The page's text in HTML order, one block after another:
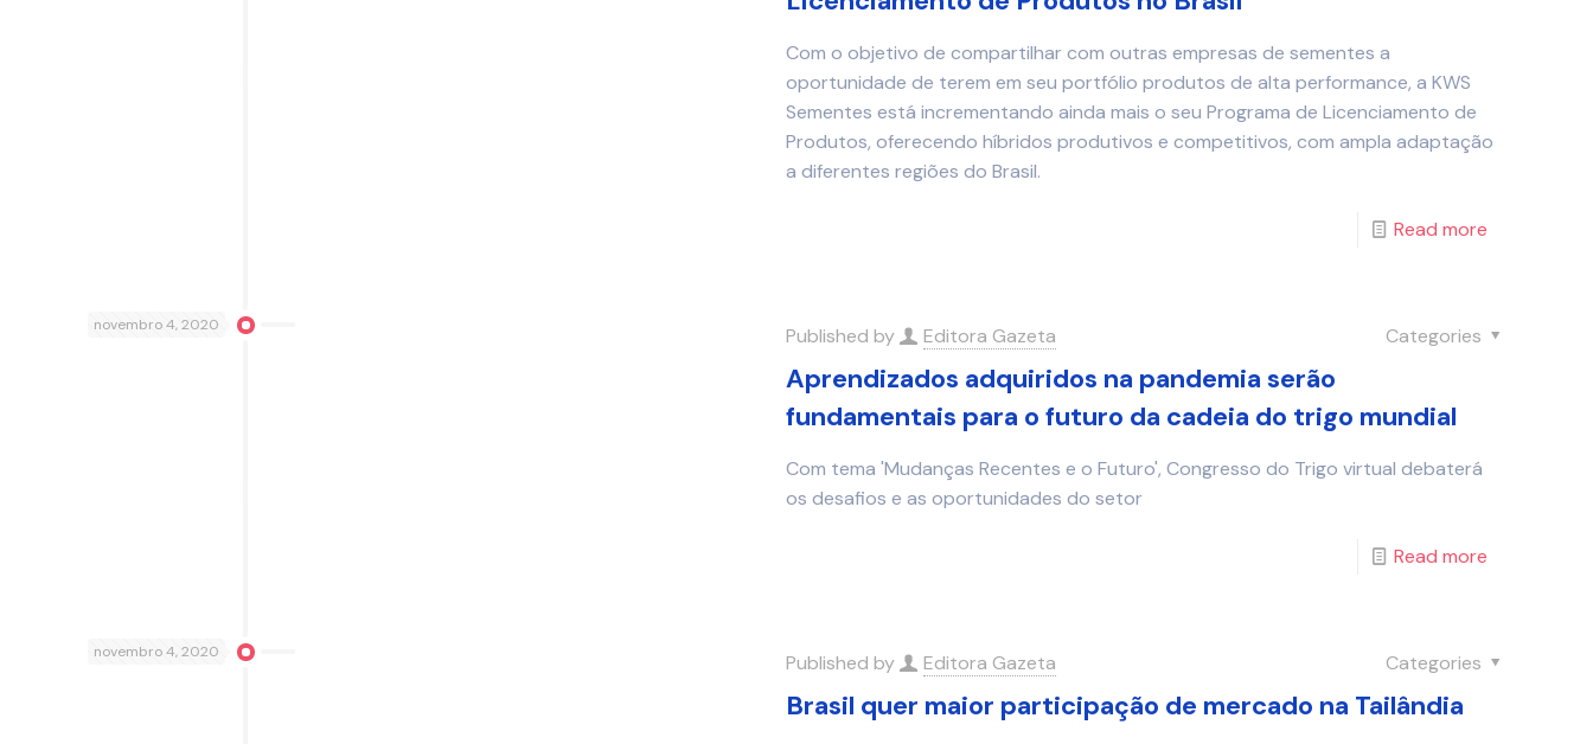
Com o objetivo de compartilhar com outras empresas de sementes a
oportunidade de terem em seu portfólio produtos de alta performance, a KWS
Sementes está incrementando ainda mais o seu Programa de Licenciamento de
Produtos, oferecendo híbridos produtivos e competitivos, com ampla adaptação
a diferentes regiões do Brasil.
Read more
novembro 4, 2020 Published by Editora Gazeta Categories
Aprendizados adquiridos na pandemia serão
fundamentais para o futuro da cadeia do trigo mundial
Com tema 'Mudanças Recentes e o Futuro', Congresso do Trigo virtual debaterá
os desafios e as oportunidades do setor
Read more
novembro 4, 2020 Published by Editora Gazeta Categories
Brasil quer maior participação de mercado na Tailândia